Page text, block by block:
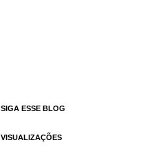
SIGA ESSE BLOG
VISUALIZAÇÕES